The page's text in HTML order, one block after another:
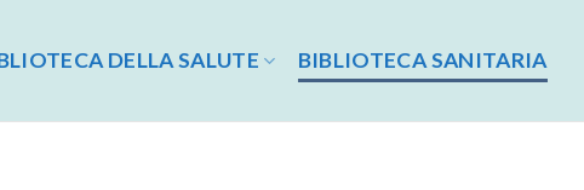
DELLA SALUTE BIBLIOTECA SANITARIA